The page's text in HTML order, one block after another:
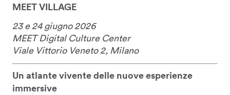
MEET VILLAGE
23 e 24 giugno 2026
MEET Digital Culture Center
Viale Vittorio Veneto 2, Milano
Un atlante vivente delle nuove esperienze
immersive